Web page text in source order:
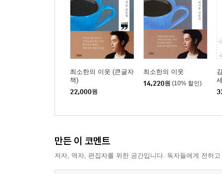
최소한의 이웃 (큰글자
책)
22,000원
최소한의 이웃
14,220원 (10% 할인)
만든 이 코멘트
저자, 역자, 편집자를 위한 공간입니다. 독자들에게 전하